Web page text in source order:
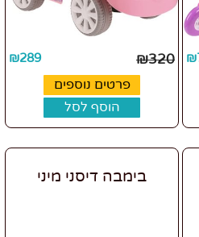
₪
₪320
₪289
פרטים נוספים
הוסף לסל
בימבה דיסני מיני